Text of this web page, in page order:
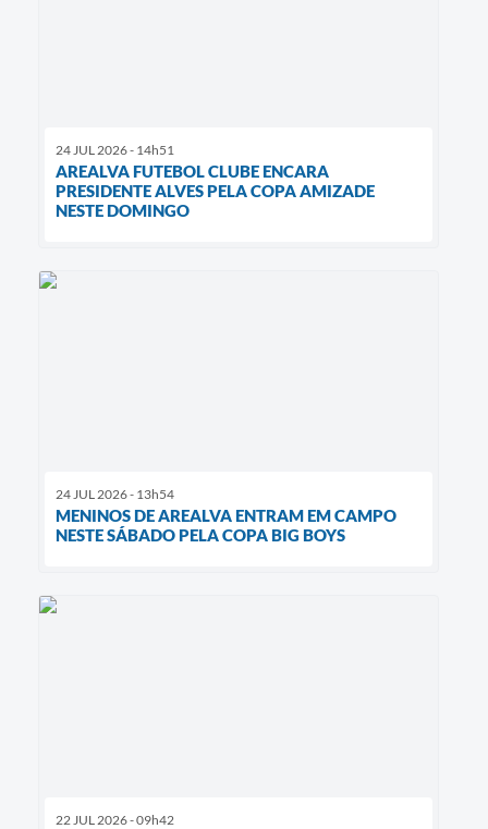
24 JUL 2026 - 14h51
AREALVA FUTEBOL CLUBE ENCARA
PRESIDENTE ALVES PELA COPA AMIZADE
NESTE DOMINGO
24 JUL 2026 - 13h54
MENINOS DE AREALVA ENTRAM EM CAMPO
NESTE SÁBADO PELA COPA BIG BOYS
22 JUL 2026 - 09h42